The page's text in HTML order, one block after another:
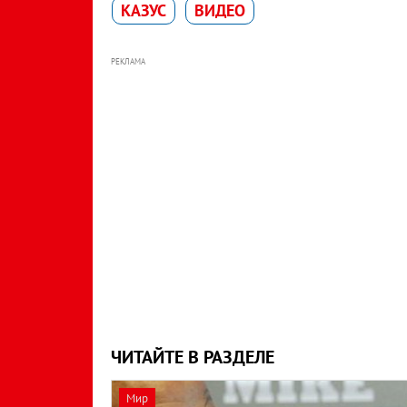
КАЗУС ВИДЕО
РЕКЛАМА
ЧИТАЙТЕ В РАЗДЕЛЕ
Мир